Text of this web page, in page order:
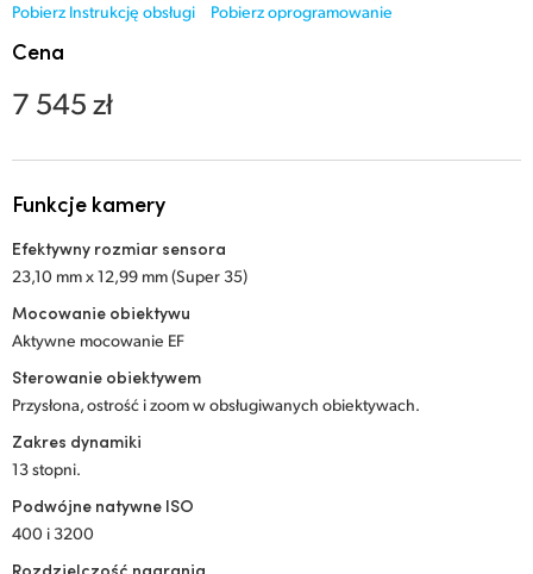
Malaysia
Portugal
Singapore
South Africa
Spain
Chinese Taipei
Pobierz Instrukcję obsługi
Pobierz oprogramowanie
Cena
7 545 zł
Funkcje kamery
Efektywny rozmiar sensora
23,10 mm x 12,99 mm (Super 35)
Mocowanie obiektywu
Aktywne mocowanie EF
Sterowanie obiektywem
Przysłona, ostrość i zoom w obsługiwanych obiektywach.
Zakres dynamiki
13 stopni.
Podwójne natywne ISO
400 i 3200